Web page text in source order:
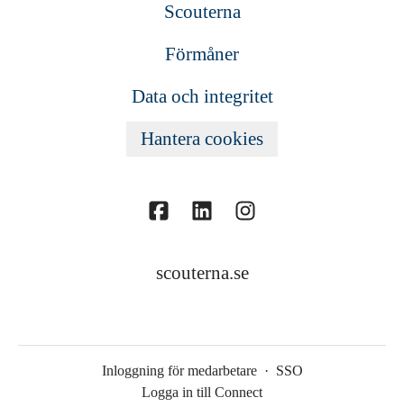
Scouterna
Förmåner
Data och integritet
Hantera cookies
scouterna.se
Inloggning för medarbetare · SSO
Logga in till Connect